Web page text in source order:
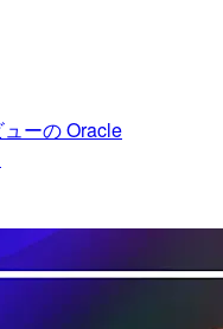
ーの Oracle